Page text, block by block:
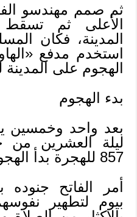
ثم صمم مهندسو
الأعلى ثم
المدينة، فكان
استخدم مدفع
الهجوم على المدينة
بدء الهجوم
بعد واحد وخمسين
ليلة العشرين من
857 للهجرة بدأ الهجوم.
أمر الفاتح جنوده
بيوم لتطهير